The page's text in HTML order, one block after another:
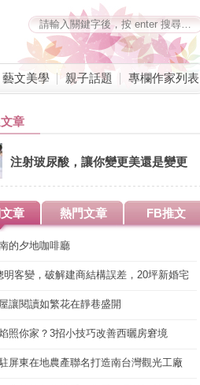
藝文美學 親子話題 專欄作家列表
章
注射玻尿酸，讓你變更美還是變更
糟？
章 熱門文章 FB推文
的夕地咖啡廳
明客變，破解建商結構誤差，20坪新婚宅
讓閱讀如繁花在靜巷盛開
照你家？3招小技巧改善西曬房窘境
屏東在地農產聯名打造南台灣觀光工廠